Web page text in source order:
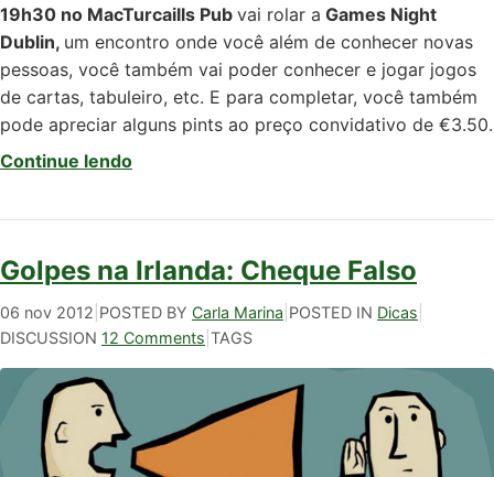
19h30 no MacTurcaills Pub vai rolar a Games Night
Dublin, um encontro onde você além de conhecer novas
pessoas, você também vai poder conhecer e jogar jogos
de cartas, tabuleiro, etc. E para completar, você também
pode apreciar alguns pints ao preço convidativo de €3.50.
Continue lendo
Golpes na Irlanda: Cheque Falso
06 nov 2012 POSTED BY Carla Marina POSTED IN Dicas
DISCUSSION 12 Comments TAGS